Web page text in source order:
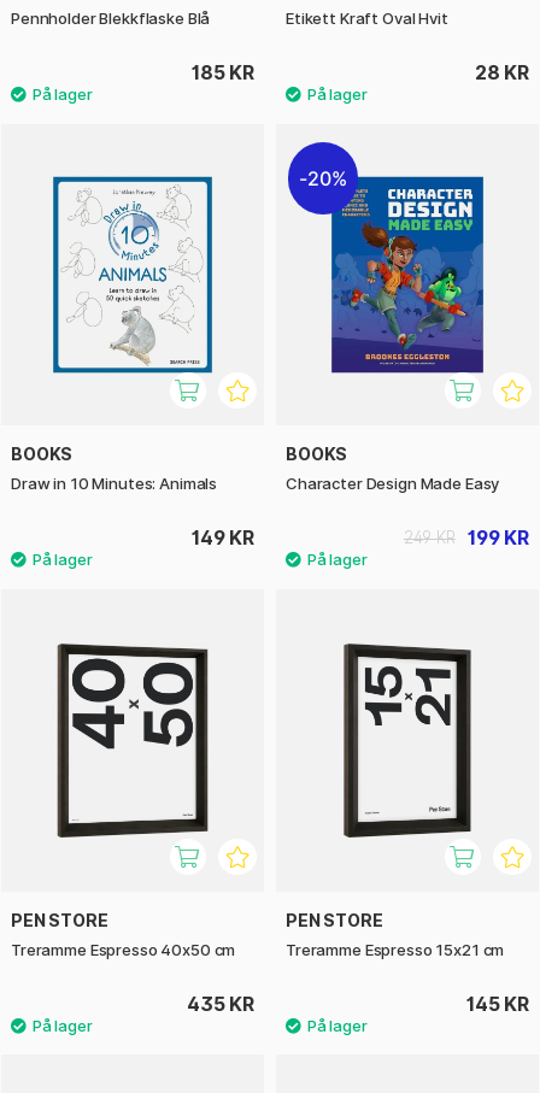
Pennholder Blekkflaske Blå
185 KR
Etikett Kraft Oval Hvit
28 KR
BOOKS
Draw in 10 Minutes: Animals
149 KR
20%
BOOKS
Character Design Made Easy
199 KR
249 KR
PEN STORE
Treramme Espresso 40x50 cm
435 KR
PEN STORE
Treramme Espresso 15x21 cm
145 KR